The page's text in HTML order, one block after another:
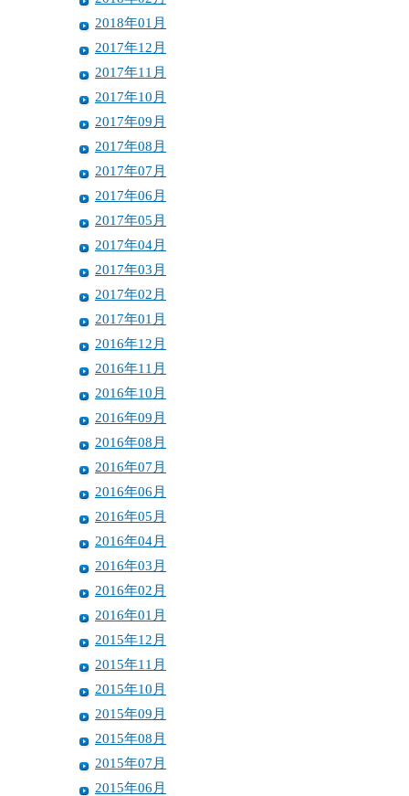
2018年01月
2017年12月
2017年11月
2017年10月
2017年09月
2017年08月
2017年07月
2017年06月
2017年05月
2017年04月
2017年03月
2017年02月
2017年01月
2016年12月
2016年11月
2016年10月
2016年09月
2016年08月
2016年07月
2016年06月
2016年05月
2016年04月
2016年03月
2016年02月
2016年01月
2015年12月
2015年11月
2015年10月
2015年09月
2015年08月
2015年07月
2015年06月